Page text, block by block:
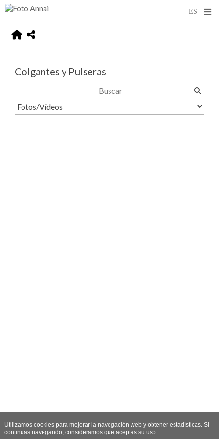
Colgantes y Pulseras
Utilizamos cookies para mejorar la navegación web y obtener estadísticas. Si
continuas navegando, consideramos que aceptas su uso.